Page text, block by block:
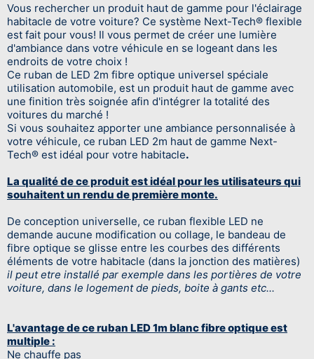
Vous rechercher un produit haut de gamme pour l'éclairage
habitacle de votre voiture? Ce système Next-Tech® flexible
est fait pour vous! Il vous permet de créer une lumière
d'ambiance dans votre véhicule en se logeant dans les
endroits de votre choix !
Ce ruban de LED 2m fibre optique universel spéciale
utilisation automobile, est un produit haut de gamme avec
une finition très soignée afin d'intégrer la totalité des
voitures du marché !
Si vous souhaitez apporter une ambiance personnalisée à
votre véhicule, ce ruban LED 2m haut de gamme Next-
Tech® est idéal pour votre habitacle.
La qualité de ce produit est idéal pour les utilisateurs qui
souhaitent un rendu de première monte.
De conception universelle, ce ruban flexible LED ne
demande aucune modification ou collage, le bandeau de
fibre optique se glisse entre les courbes des différents
éléments de votre habitacle (dans la jonction des matières)
il peut etre installé par exemple dans les portières de votre
voiture, dans le logement de pieds, boite à gants etc...
L'avantage de ce ruban LED 1m blanc fibre optique est
multiple :
Ne chauffe pas